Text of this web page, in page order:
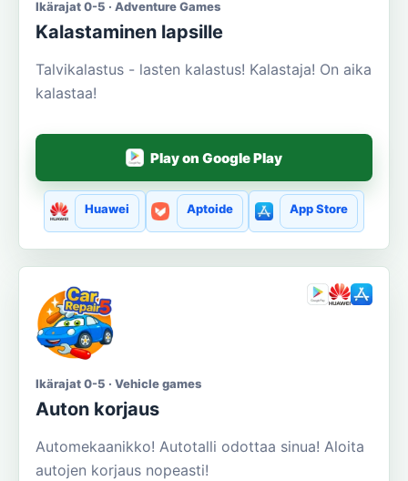
Ikärajat 0-5 · Adventure Games
Kalastaminen lapsille
Talvikalastus - lasten kalastus! Kalastaja! On aika
kalastaa!
Play on Google Play
Huawei Aptoide App Store
Ikärajat 0-5 · Vehicle games
Auton korjaus
Automekaanikko! Autotalli odottaa sinua! Aloita
autojen korjaus nopeasti!